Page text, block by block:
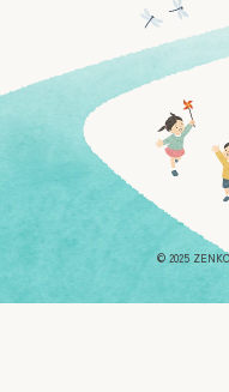
© 2025